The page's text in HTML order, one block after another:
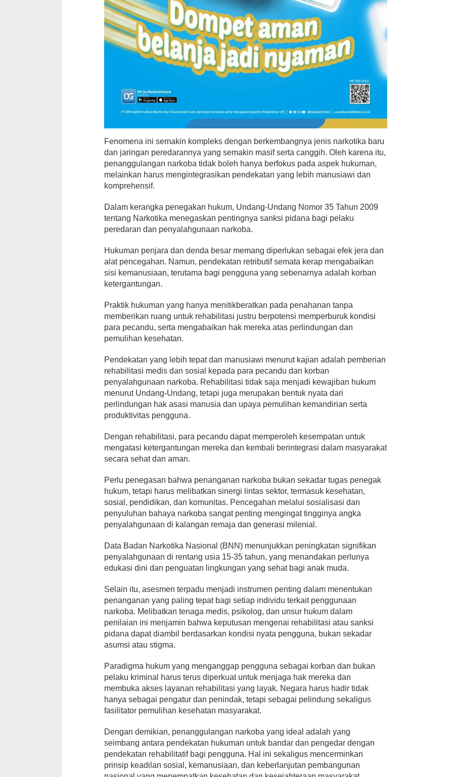
Fenomena ini semakin kompleks dengan berkembangnya jenis narkotika baru
dan jaringan peredarannya yang semakin masif serta canggih. Oleh karena itu,
penanggulangan narkoba tidak boleh hanya berfokus pada aspek hukuman,
melainkan harus mengintegrasikan pendekatan yang lebih manusiawi dan
komprehensif.
Dalam kerangka penegakan hukum, Undang-Undang Nomor 35 Tahun 2009
tentang Narkotika menegaskan pentingnya sanksi pidana bagi pelaku
peredaran dan penyalahgunaan narkoba.
Hukuman penjara dan denda besar memang diperlukan sebagai efek jera dan
alat pencegahan. Namun, pendekatan retributif semata kerap mengabaikan
sisi kemanusiaan, terutama bagi pengguna yang sebenarnya adalah korban
ketergantungan.
Praktik hukuman yang hanya menitikberatkan pada penahanan tanpa
memberikan ruang untuk rehabilitasi justru berpotensi memperburuk kondisi
para pecandu, serta mengabaikan hak mereka atas perlindungan dan
pemulihan kesehatan.
Pendekatan yang lebih tepat dan manusiawi menurut kajian adalah pemberian
rehabilitasi medis dan sosial kepada para pecandu dan korban
penyalahgunaan narkoba. Rehabilitasi tidak saja menjadi kewajiban hukum
menurut Undang-Undang, tetapi juga merupakan bentuk nyata dari
perlindungan hak asasi manusia dan upaya pemulihan kemandirian serta
produktivitas pengguna.
Dengan rehabilitasi, para pecandu dapat memperoleh kesempatan untuk
mengatasi ketergantungan mereka dan kembali berintegrasi dalam masyarakat
secara sehat dan aman.
Perlu penegasan bahwa penanganan narkoba bukan sekadar tugas penegak
hukum, tetapi harus melibatkan sinergi lintas sektor, termasuk kesehatan,
sosial, pendidikan, dan komunitas. Pencegahan melalui sosialisasi dan
penyuluhan bahaya narkoba sangat penting mengingat tingginya angka
penyalahgunaan di kalangan remaja dan generasi milenial.
Data Badan Narkotika Nasional (BNN) menunjukkan peningkatan signifikan
penyalahgunaan di rentang usia 15-35 tahun, yang menandakan perlunya
edukasi dini dan penguatan lingkungan yang sehat bagi anak muda.
Selain itu, asesmen terpadu menjadi instrumen penting dalam menentukan
penanganan yang paling tepat bagi setiap individu terkait penggunaan
narkoba. Melibatkan tenaga medis, psikolog, dan unsur hukum dalam
penilaian ini menjamin bahwa keputusan mengenai rehabilitasi atau sanksi
pidana dapat diambil berdasarkan kondisi nyata pengguna, bukan sekadar
asumsi atau stigma.
Paradigma hukum yang menganggap pengguna sebagai korban dan bukan
pelaku kriminal harus terus diperkuat untuk menjaga hak mereka dan
membuka akses layanan rehabilitasi yang layak. Negara harus hadir tidak
hanya sebagai pengatur dan penindak, tetapi sebagai pelindung sekaligus
fasilitator pemulihan kesehatan masyarakat.
Dengan demikian, penanggulangan narkoba yang ideal adalah yang
seimbang antara pendekatan hukuman untuk bandar dan pengedar dengan
pendekatan rehabilitatif bagi pengguna. Hal ini sekaligus mencerminkan
prinsip keadilan sosial, kemanusiaan, dan keberlanjutan pembangunan